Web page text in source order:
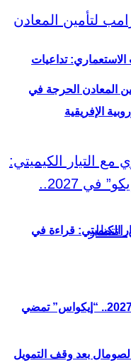
الاستعماري: تداعيات
الإفريقية
إطلاق العملة الموحدة “إيكو” في 2027.. “إيكواس” تمضي
المعادن الحرجة في
الكيميتي: قراءة في
بعد وقف التمويل